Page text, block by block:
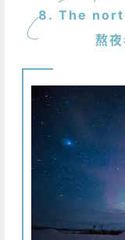
8. The
熬